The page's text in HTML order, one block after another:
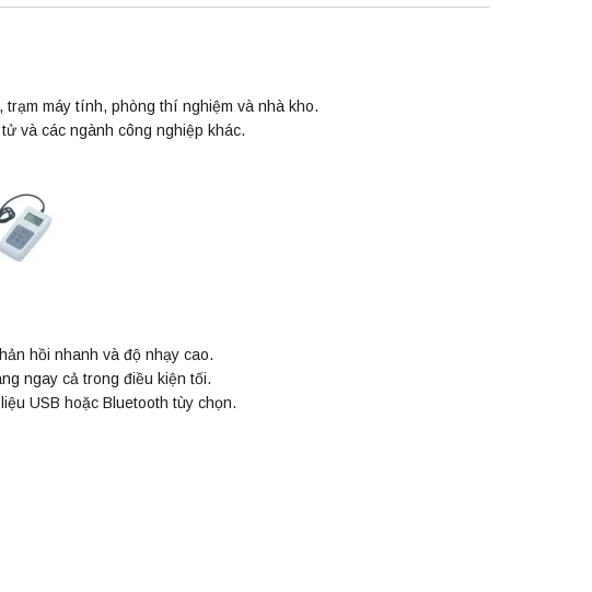
máy tính, phòng thí nghiệm và nhà kho.
và các ngành công nghiệp khác.
hồi nhanh và độ nhạy cao.
ngay cả trong điều kiện tối.
USB hoặc Bluetooth tùy chọn.